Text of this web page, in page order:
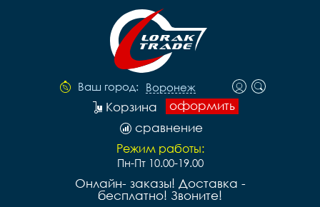
Ваш город: Воронеж
оформить
Корзина
сравнение
Режим работы:
Пн-Пт 10.00-19.00
Онлайн- заказы! Доставка -
бесплатно! Звоните!